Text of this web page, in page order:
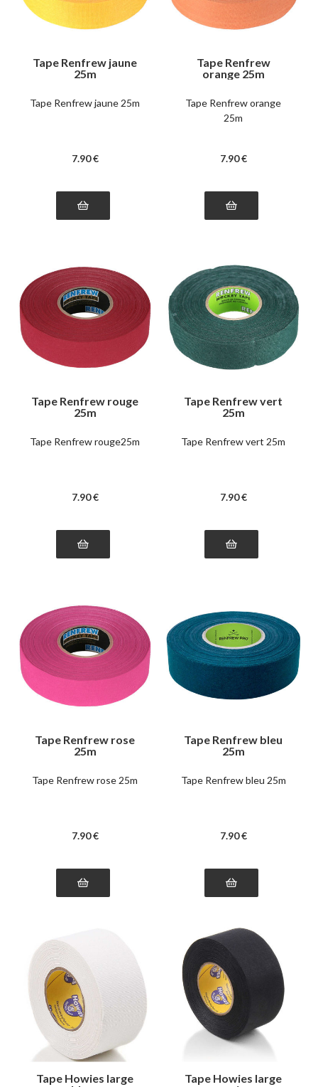
Tape Renfrew jaune
25m
Tape Renfrew jaune 25m
7.90 €
Tape Renfrew
orange 25m
Tape Renfrew orange
25m
7.90 €
Tape Renfrew rouge
25m
Tape Renfrew rouge25m
7.90 €
Tape Renfrew vert
25m
Tape Renfrew vert 25m
7.90 €
Tape Renfrew rose
25m
Tape Renfrew rose 25m
7.90 €
Tape Renfrew bleu
25m
Tape Renfrew bleu 25m
7.90 €
Tape Howies large
Tape Howies large